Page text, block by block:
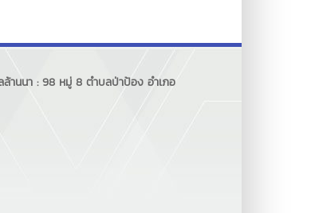
ล้านนา : 98 หมู่ 8 ตำบลป่าป้อง อำเภอ